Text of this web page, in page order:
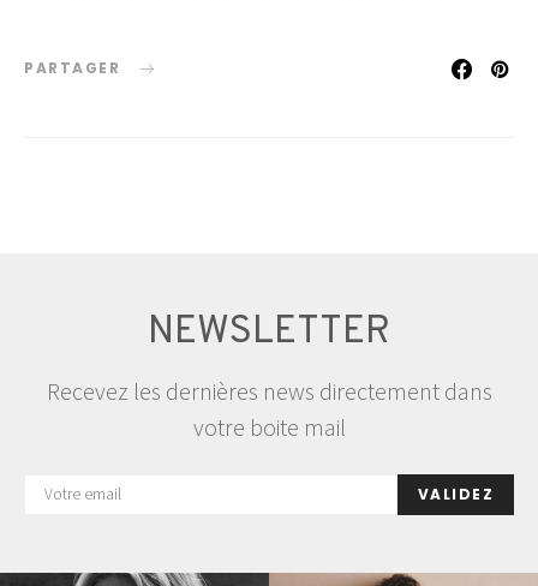
PARTAGER
NEWSLETTER
Recevez les dernières news directement dans
votre boite mail
VALIDEZ